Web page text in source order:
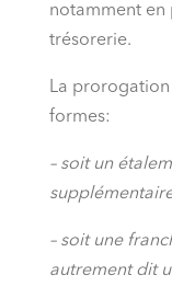
notamment en
trésorerie.
La
formes:
– soit un
– soit une
autrement dit